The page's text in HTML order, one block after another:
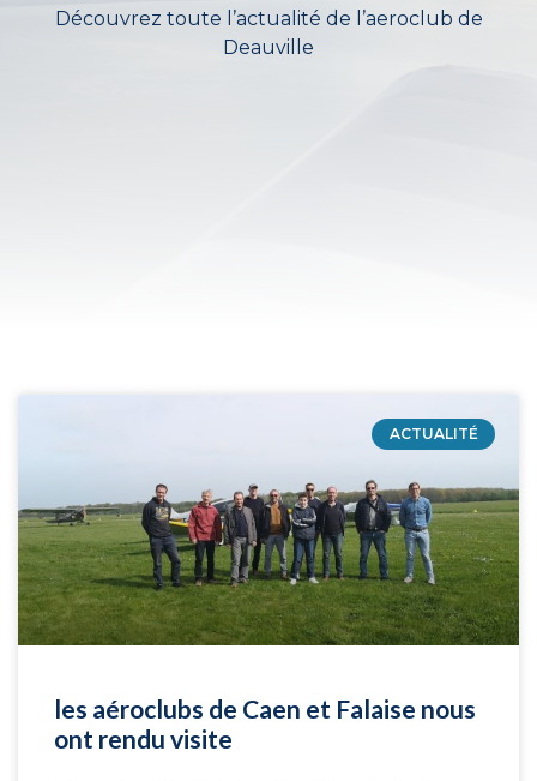
Découvrez toute l’actualité de l’aeroclub de
Deauville
ACTUALITÉ
les aéroclubs de Caen et Falaise nous
ont rendu visite